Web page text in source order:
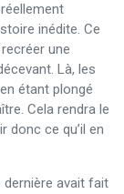
inédite. Ce
une
Là, les
étant plongé
Cela rendra le
ce qu’il en
dernière avait fait